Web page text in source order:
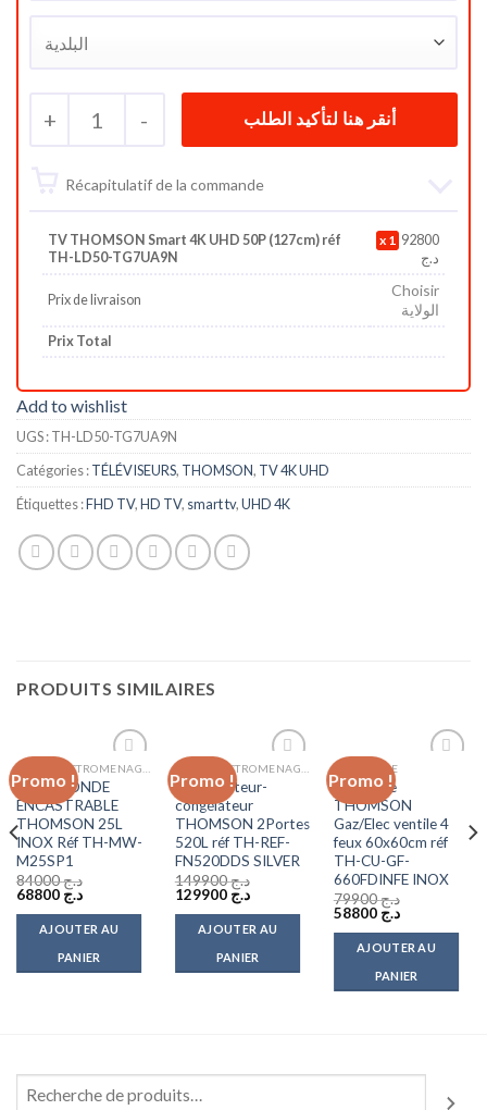
+ 1 -
Récapitulatif de la commande
TV THOMSON Smart 4K UHD 50P (127cm) réf
TH-LD50-TG7UA9N
1 92800
د.ج
Prix de livraison
Choisir
الولاية
Prix Total
Add to wishlist
UGS :TH-LD50-TG7UA9N
Catégories :TÉLÉVISEURS, THOMSON, TV 4K UHD
Étiquettes :FHD TV,HD TV, smart tv,UHD 4K
PRODUITS SIMILAIRES
Promo !
wishlist
MICRO ONDE
ENCASTRABLE
THOMSON 25L
INOX Réf TH-MW-
M25SP1
د.ج84000
Le
initial
était :
د.ج 84000.
د.ج 68800
Le
actuel
est :
AJOUTER AU
PANIER
Promo !
wishlist
Réfrigérateur-
congélateur
THOMSON 2Portes
520L réf TH-REF-
FN520DDS SILVER
د.ج149900
Le
initial
était :
د.ج 149900.
د.ج 129900
Le
actuel
est :
AJOUTER AU
PANIER
Promo !
CUISINIÈRE
Cuisinière
THOMSON
Gaz/Elec ventile 4
feux 60x60cm réf
TH-CU-GF-
660FDINFE INOX
د.ج79900
Le
initial
était :
د.ج 79900.
د.ج 58800
Le
actuel
est :
AJOUTER AU
PANIER